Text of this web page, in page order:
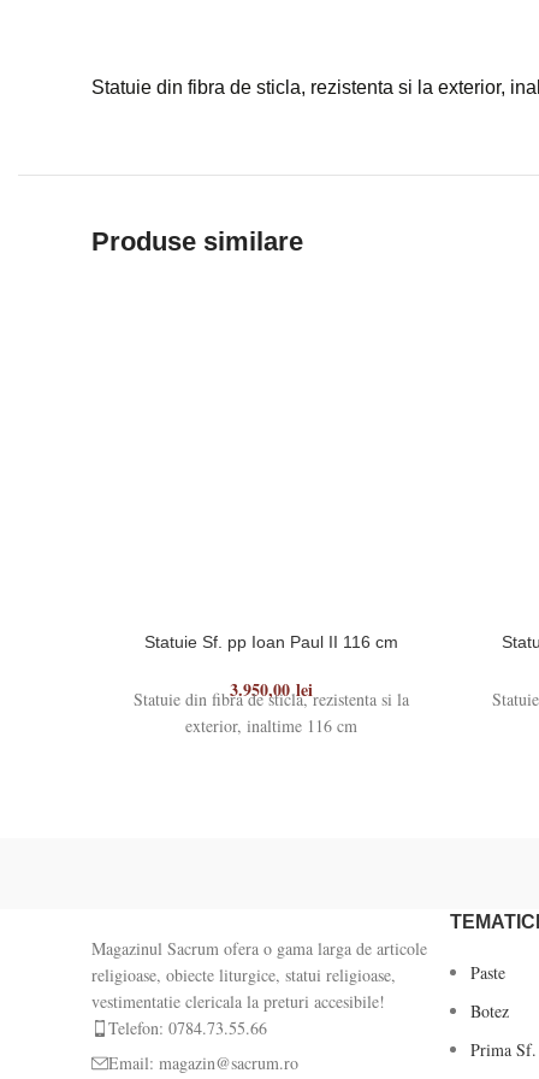
Statuie din fibra de sticla, rezistenta si la exterior,
Produse similare
Statuie Sf. pp Ioan Paul II 116 cm
3.950,00lei
Statuie din fibra de sticla, rezistenta si la
exterior, inaltime 116 cm
Magazinul Sacrum ofera o gama larga de articole
religioase, obiecte liturgice, statui religioase,
vestimentatie clericala la preturi accesibile!
Telefon: 0784.73.55.66
Email: magazin@sacrum.ro
Paste
Botez
Prima